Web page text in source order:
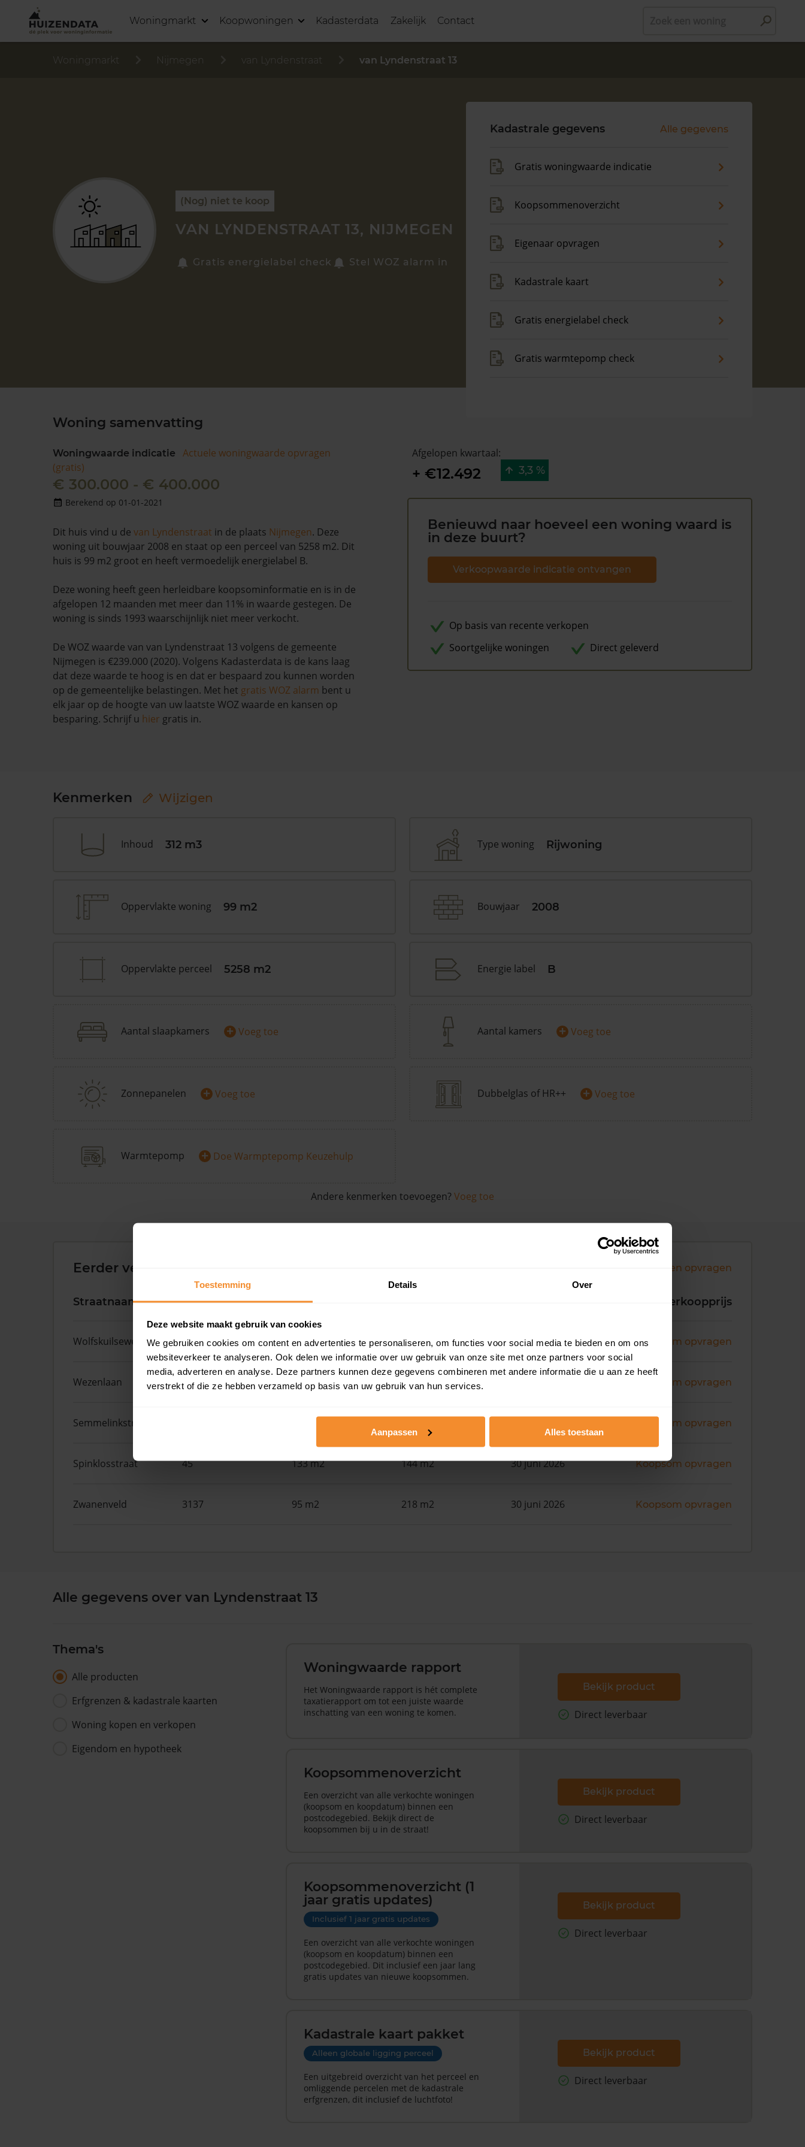
Toestemming Details Over
Deze website maakt gebruik van cookies
We gebruiken cookies om content en advertenties te personaliseren, om functies voor social media te bieden en om ons
websiteverkeer te analyseren. Ook delen we informatie over uw gebruik van onze site met onze partners voor social
media, adverteren en analyse. Deze partners kunnen deze gegevens combineren met andere informatie die u aan ze heeft
verstrekt of die ze hebben verzameld op basis van uw gebruik van hun services.
Aanpassen Alles toestaan
Woningmarkt Koopwoningen Kadasterdata Zakelijk Contact
Woningmarkt Nijmegen van Lyndenstraat van Lyndenstraat 13
(Nog) niet te koop
VAN LYNDENSTRAAT 13, NIJMEGEN
Gratis energielabel check Stel WOZ alarm in
Kadastrale gegevens Alle gegevens
Gratis woningwaarde indicatie
Koopsommenoverzicht
Eigenaar opvragen
Kadastrale kaart
Gratis energielabel check
Gratis warmtepomp check
Woning samenvatting
Woningwaarde indicatie
Actuele woningwaarde opvragen
(gratis)
€ 300.000 - € 400.000
Berekend op 01-01-2021
Dit huis vind u de van Lyndenstraat in de plaats Nijmegen. Deze
woning uit bouwjaar 2008 en staat op een perceel van 5258 m2. Dit
huis is 99 m2 groot en heeft vermoedelijk energielabel B.
Deze woning heeft geen herleidbare koopsominformatie en is in de
afgelopen 12 maanden met meer dan 11% in waarde gestegen. De
woning is sinds 1993 waarschijnlijk niet meer verkocht.
De WOZ waarde van van Lyndenstraat 13 volgens de gemeente
Nijmegen is €239.000 (2020). Volgens Kadasterdata is de kans laag
dat deze waarde te hoog is en dat er bespaard zou kunnen worden
op de gemeentelijke belastingen. Met het gratis WOZ alarm bent u
elk jaar op de hoogte van uw laatste WOZ waarde en kansen op
besparing. Schrijf u hier gratis in.
Afgelopen kwartaal:
+ €12.492 3,3 %
Benieuwd naar hoeveel een woning waard is
in deze buurt?
Verkoopwaarde indicatie ontvangen
Op basis van recente verkopen
Soortgelijke woningen
Direct geleverd
Kenmerken Wijzigen
Inhoud 312 m3 Type woning Rijwoning
Oppervlakte woning 99 m2 Bouwjaar 2008
Oppervlakte perceel 5258 m2 Energie label B
Aantal slaapkamers + Voeg toe Aantal kamers + Voeg toe
Zonnepanelen + Voeg toe Dubbelglas of HR++ + Voeg toe
Warmtepomp + Doe Warmptepomp Keuzehulp
Andere kenmerken toevoegen? Voeg toe
Eerder verkochte woningen in de buurt Andere koopsommen opvragen
Straatnaam Huisnr. Woonoppervlak Verkoopprijs
Wolfskuilseweg 106 108 m2 153 m2 30 juni 2026 Koopsom opvragen
Wezenlaan 191A 91 m2 163 m2 Koopsom opvragen
Semmelinkstraat Koopsom opvragen
Spinklosstraat 45 133 m2 144 m2 30 juni 2026 Koopsom opvragen
Zwanenveld 3137 95 m2 218 m2 30 juni 2026 Koopsom opvragen
Alle gegevens over van Lyndenstraat 13
Thema's
Alle producten
Erfgrenzen & kadastrale kaarten
Woning kopen en verkopen
Eigendom en hypotheek
Woningwaarde rapport
Het Woningwaarde rapport is hét complete
taxatierapport om tot een juiste waarde
inschatting van een woning te komen.
Bekijk product
Direct leverbaar
Koopsommenoverzicht
Een overzicht van alle verkochte woningen
(koopsom en koopdatum) binnen een
postcodegebied. Bekijk direct de
koopsommen bij u in de straat!
Bekijk product
Direct leverbaar
Koopsommenoverzicht (1
jaar gratis updates)
Inclusief 1 jaar gratis updates
Een overzicht van alle verkochte woningen
(koopsom en koopdatum) binnen een
postcodegebied. Dit inclusief een jaar lang
gratis updates van nieuwe koopsommen.
Bekijk product
Direct leverbaar
Kadastrale kaart pakket
Alleen globale ligging perceel
Een uitgebreid overzicht van het perceel en
omliggende percelen met de kadastrale
erfgrenzen, dit inclusief de luchtfoto!
Bekijk product
Direct leverbaar